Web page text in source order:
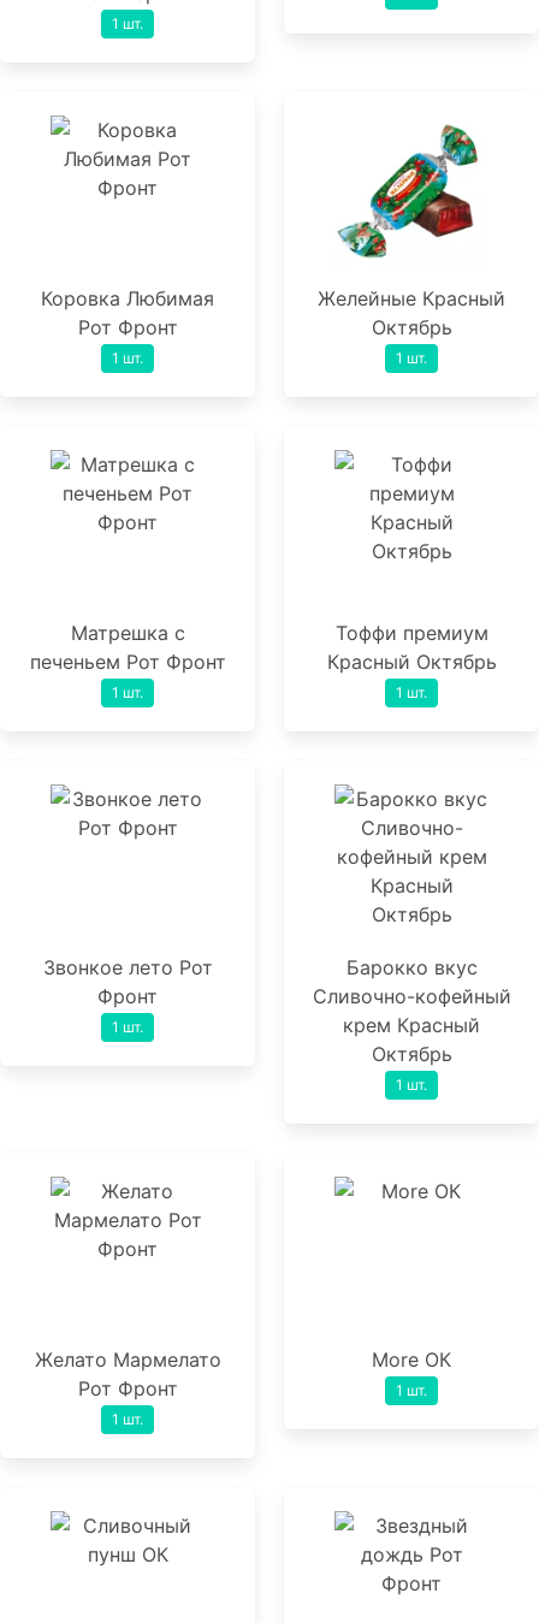
1 шт.
Коровка Любимая
Рот Фронт
1 шт.
Желейные Красный
Октябрь
1 шт.
Матрешка с
печеньем Рот Фронт
1 шт.
Тоффи премиум
Красный Октябрь
1 шт.
Звонкое лето Рот
Фронт
1 шт.
Барокко вкус
Сливочно-кофейный
крем Красный
Октябрь
1 шт.
Желато Мармелато
Рот Фронт
1 шт.
More ОК
1 шт.